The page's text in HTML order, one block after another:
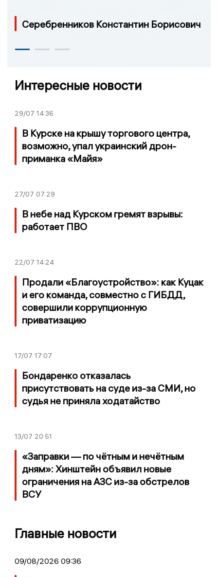
Серебренников Константин Борисович
Интересные новости
29/07 14:36
В Курске на крышу торгового центра,
возможно, упал украинский дрон-
приманка «Майя»
27/07 07:29
В небе над Курском гремят взрывы:
работает ПВО
22/07 14:24
Продали «Благоустройство»: как Куцак
и его команда, совместно с ГИБДД,
совершили коррупционную
приватизацию
17/07 17:07
Бондаренко отказалась
присутствовать на суде из-за СМИ, но
судья не приняла ходатайство
13/07 20:51
«Заправки — по чётным и нечётным
дням»: Хинштейн объявил новые
ограничения на АЗС из-за обстрелов
ВСУ
Главные новости
09/08/2026 09:36